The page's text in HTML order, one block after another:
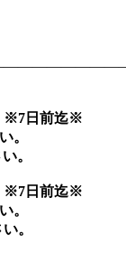
※7日前迄※
。
。
※7日前迄※
。
。